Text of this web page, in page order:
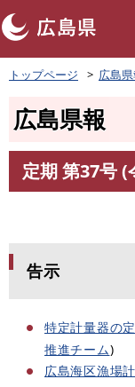
ペ
ー
頭
す
トップページ 広島
広島県報
文
定期 第37号 (
告示
特定計量器の
推進チーム)
広島海区漁場